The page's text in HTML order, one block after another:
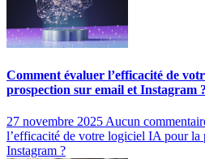
Comment évaluer l’efficacité de
prospection sur email et Instagram ?
27 novembre 2025 Aucun
l’efficacité de votre logiciel IA pour la
Instagram ?